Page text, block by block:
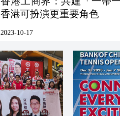
香港可扮演更重要角色
2023-10-17